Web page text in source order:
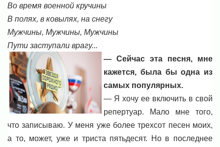
Во время военной кручины
В полях, в ковылях, на снегу
Мужчины, Мужчины, Мужчины
Пути заступали врагу...
— Сейчас эта песня, мне
кажется, была бы одна из
самых популярных.
— Я хочу ее включить в свой
репертуар. Мало мне того,
что записываю. У меня уже более трехсот песен моих,
а то, может, уже и триста пятьдесят. Но в последнее